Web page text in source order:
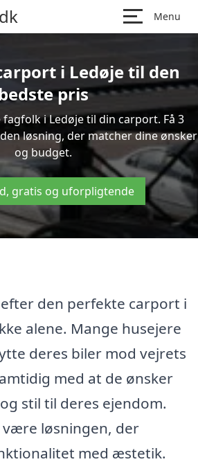
Menu
i Ledøje til den
pris
i Ledøje til din carport. Få 3
løsning, der matcher dine ønsker
og budget.
gratis og uforpligtende
den perfekte carport i
alene. Mange husejere
deres biler mod vejrets
med at de ønsker
stil til deres ejendom.
være løsningen, der
med æstetik.